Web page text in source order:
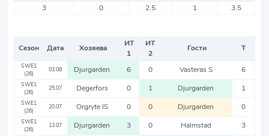
3
0 2.5 1 3.5
Сезон Дата Хозяева
ИТ
1
ИТ
2
Гости Т
SWE1
(26)
03.08 Djurgarden 6 0 Vasteras S 6
SWE1
(26)
25.07 Degerfors 0 1 Djurgarden 1
SWE1
(26)
20.07 Orgryte IS 0 0 Djurgarden 0
SWE1
(26)
13.07 Djurgarden 3 0 Halmstad 3